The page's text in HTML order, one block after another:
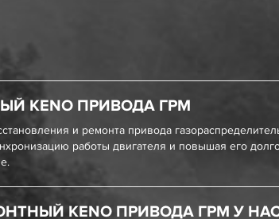
KENO ПРИВОДА ГРМ
и ремонта привода
работы двигателя и повышая его
KENO ПРИВОДА ГРМ У